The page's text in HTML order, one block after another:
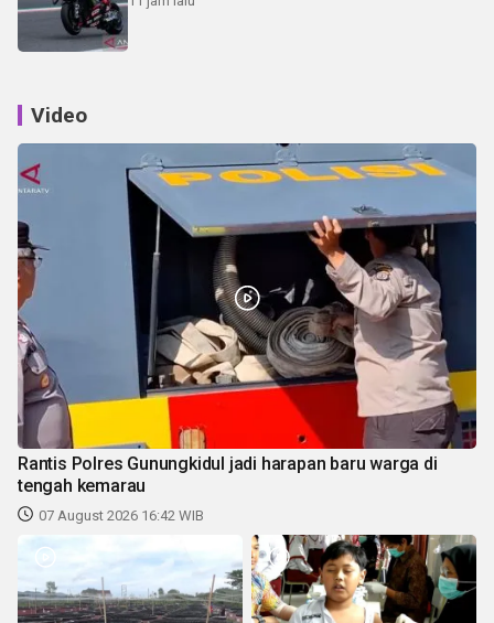
Video
Rantis Polres Gunungkidul jadi harapan baru warga di
tengah kemarau
07 August 2026 16:42 WIB